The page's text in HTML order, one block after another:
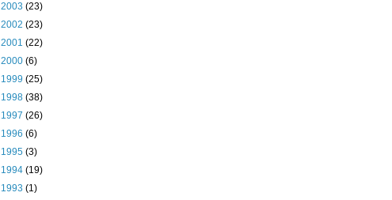
2003 (23)
2002 (23)
2001 (22)
2000 (6)
1999 (25)
1998 (38)
1997 (26)
1996 (6)
1995 (3)
1994 (19)
1993 (1)